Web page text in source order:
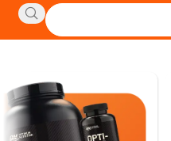
Kenwood